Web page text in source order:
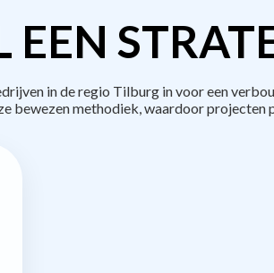
EEN
in de regio Tilburg in voor een
bewezen methodiek, waardoor projecten